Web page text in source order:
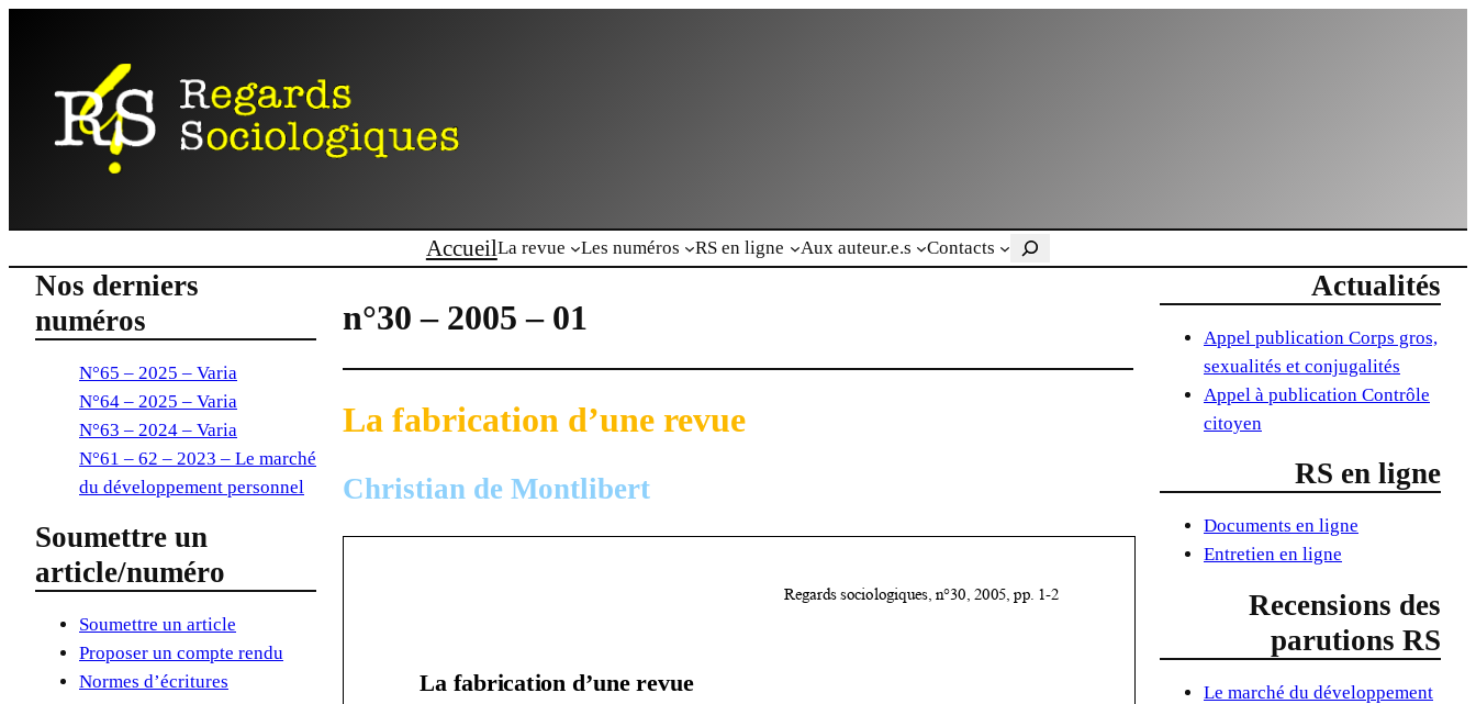
AccueilLa revue Les numéros RS en ligne Aux auteur.e.s Contacts Rechercher
Nos derniers
numéros
N°65 – 2025 – Varia
N°64 – 2025 – Varia
N°63 – 2024 – Varia
N°61 – 62 – 2023 – Le marché
du développement personnel
Soumettre un
article/numéro
Soumettre un article
Proposer un compte rendu
Normes d’écritures
n°30 – 2005 – 01
La fabrication d’une revue
Christian de Montlibert
Actualités
Appel publication Corps gros,
sexualités et conjugalités
Appel à publication Contrôle
citoyen
RS en ligne
Documents en ligne
Entretien en ligne
Recensions des
parutions RS
Le marché du développement